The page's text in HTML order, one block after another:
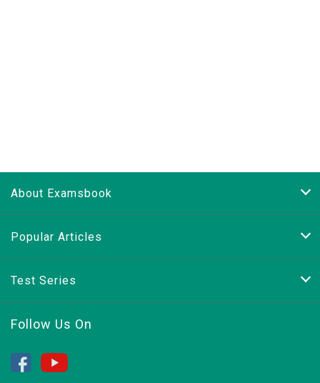
About Examsbook
Popular Articles
Test Series
Follow Us On